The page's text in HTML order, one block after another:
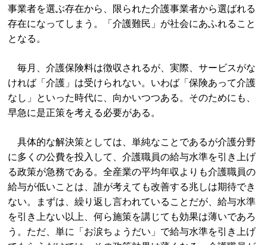
事業者を選ぶ存在から、限られた介護事業者から選ばれる
存在になってしまう。「介護難民」が社会にあふれること
となる。
毎月、介護保険料は徴収されるが、実際、サービスがな
ければ「介護」は受けられない。いわば「保険あって介護
なし」といった時代に、向かいつつある。そのためにも、
早急に是正策を考える必要がある。
具体的な解決策としては、単純なことであるが介護分野
に多くの公費を投入して、介護職員の給与水準を引き上げ
る政策が急務である。全産業の平均年収よりも介護職員の
給与が低いことは、誰が考えても改善する兆しは期待でき
ない。まずは、繰り返し言われていることだが、給与水準
を引き上ない以上、何ら施策を講じても効果は薄いであろ
う。ただ、単に「お涙ちょうだい」で給与水準を引き上げ